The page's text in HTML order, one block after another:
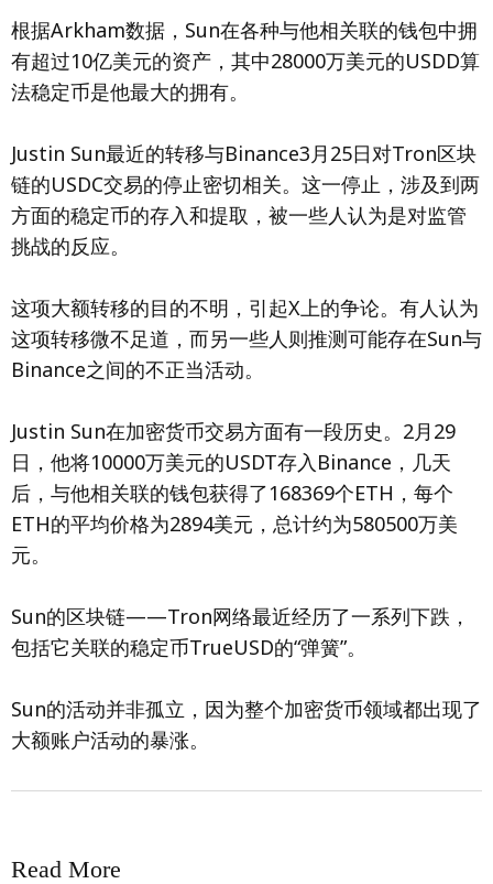
根据Arkham数据，Sun在各种与他相关联的钱包中拥
有超过10亿美元的资产，其中28000万美元的USDD算
法稳定币是他最大的拥有。
Justin Sun最近的转移与Binance3月25日对Tron区块
链的USDC交易的停止密切相关。这一停止，涉及到两
方面的稳定币的存入和提取，被一些人认为是对监管
挑战的反应。
这项大额转移的目的不明，引起X上的争论。有人认为
这项转移微不足道，而另一些人则推测可能存在Sun与
Binance之间的不正当活动。
Justin Sun在加密货币交易方面有一段历史。2月29
日，他将10000万美元的USDT存入Binance，几天
后，与他相关联的钱包获得了168369个ETH，每个
ETH的平均价格为2894美元，总计约为580500万美
元。
Sun的区块链——Tron网络最近经历了一系列下跌，
包括它关联的稳定币TrueUSD的“弹簧”。
Sun的活动并非孤立，因为整个加密货币领域都出现了
大额账户活动的暴涨。
Read More